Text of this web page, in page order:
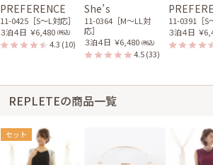
PREFERENCE
11-0425［S〜L対応］
３泊４日 ￥6,480 (税込)
4.3 (10)
She’s
11-0364［M〜LL対
応］
３泊４日 ￥6,480 (税込)
4.5(33)
11-0391［S
３泊４日 ￥
REPLETEの商品一覧
セット